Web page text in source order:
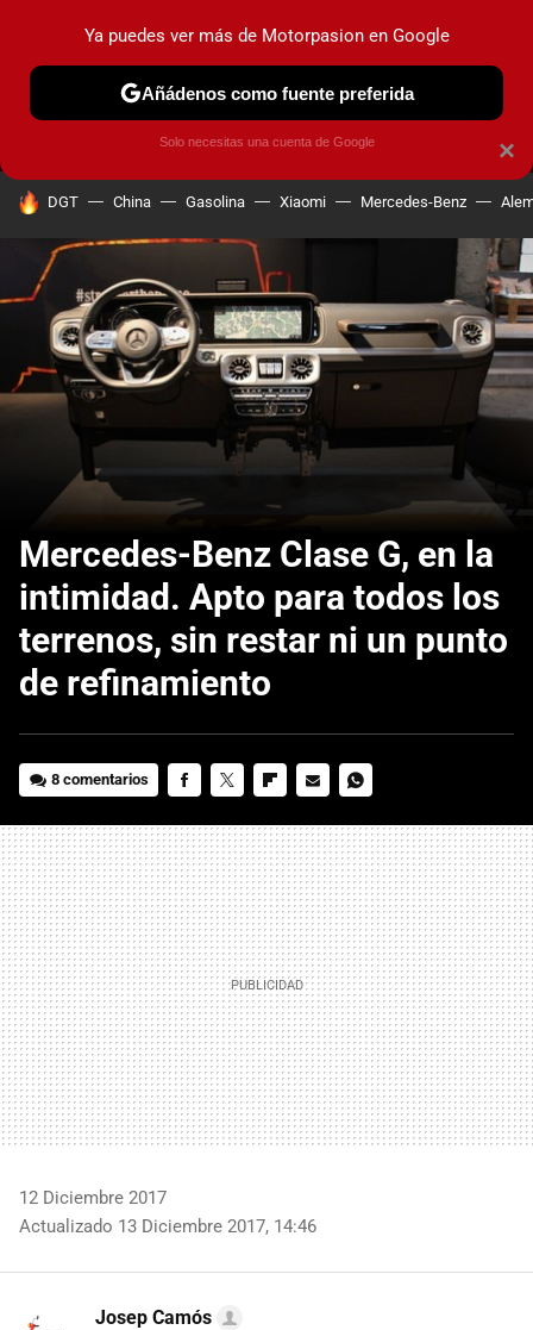
MENÚ NUEVO
COCHES ELÉCTRICOS OBSERVATORIO
HOY SE HABLA DE
DGT China Gasolina Xiaomi Mercedes-Benz
Mercedes-Benz Clase G, en la
intimidad. Apto para todos los
terrenos, sin restar ni un punto
de refinamiento
8 comentarios
MAIL
12 Diciembre 2017
Actualizado 13 Diciembre 2017, 14:46
Josep Camós
×
Ya puedes ver más de Motorpasion en Google
Añádenos como fuente preferida
Solo necesitas una cuenta de Google